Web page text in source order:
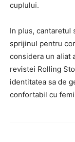
cuplului.
In plus, cantaretul
sprijinul pentru
considera un aliat
revistei Rolling
identitatea sa de
confortabil cu